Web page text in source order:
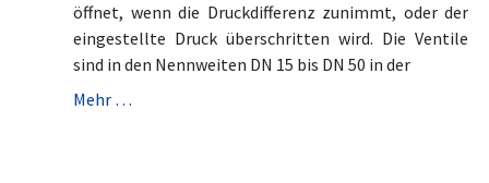
öffnet, wenn die Druckdifferenz zunimmt, oder der
eingestellte Druck überschritten wird. Die Ventile
sind in den Nennweiten DN 15 bis DN 50 in der
Mehr …